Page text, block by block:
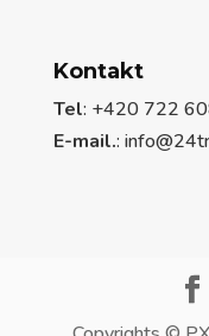
Kontakt
Tel: +420 722
E-mail.: